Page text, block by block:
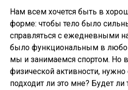
Нам всем хочется быть в
форме: чтобы тело было
справляться с ежедневными
было функциональным в
мы и занимаемся спортом. Но
физической активности, нужно
подходит ли это мне? Будет